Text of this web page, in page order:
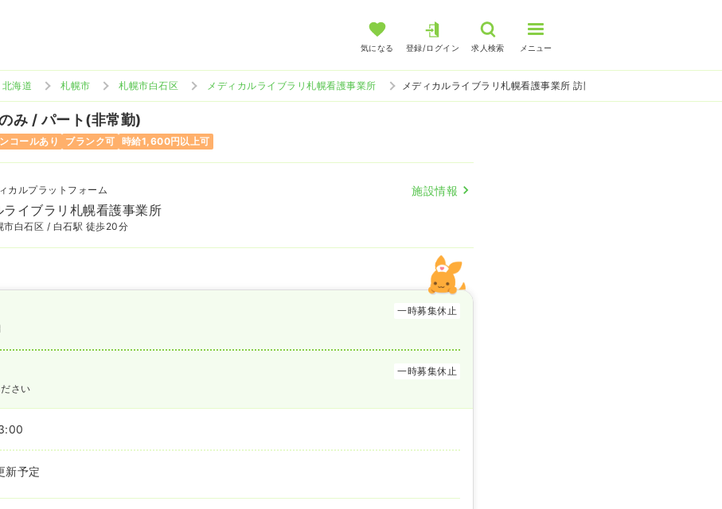
気になる 登録/ログイン 求人検索 メニュー
北海道 札幌市 札幌市白石区 メディカルライブラリ札幌看護事業所 メディカルライブラリ札幌看護事業所 訪問看護の看護師求人
み / パート(非常勤)
コールあり ブランク可 時給1,600円以上可
カルプラットフォーム 施設情報
ライブラリ札幌看護事業所
市白石区 / 白石駅 徒歩20分
一時募集休止
一時募集休止
さい
新予定